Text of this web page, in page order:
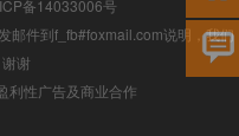
备14033006号
邮件到f_fb#foxmail.com说明，我们
谢
利性广告及商业合作